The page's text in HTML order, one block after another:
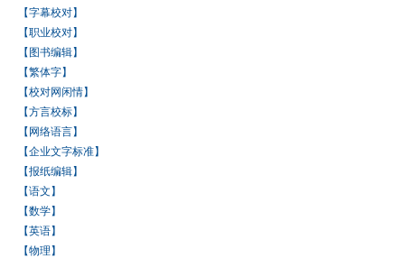
【字幕校对】
【职业校对】
【图书编辑】
【繁体字】
【校对网闲情】
【方言校标】
【网络语言】
【企业文字标准】
【报纸编辑】
【语文】
【数学】
【英语】
【物理】